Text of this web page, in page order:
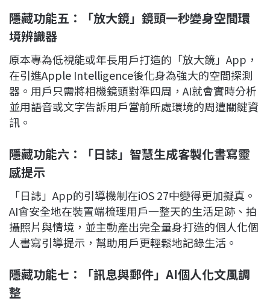
隱藏功能五：「放大鏡」鏡頭一秒變身空間環
境辨識器
原本專為低視能或年長用戶打造的「放大鏡」App，
在引進Apple Intelligence後化身為強大的空間探測
器。用戶只需將相機鏡頭對準四周，AI就會實時分析
並用語音或文字告訴用戶當前所處環境的周遭關鍵資
訊。
隱藏功能六：「日誌」智慧生成客製化書寫靈
感提示
「日誌」App的引導機制在iOS 27中變得更加擬真。
AI會安全地在裝置端梳理用戶一整天的生活足跡、拍
攝照片與情境，並主動產出完全量身打造的個人化個
人書寫引導提示，幫助用戶更輕鬆地記錄生活。
隱藏功能七：「訊息與郵件」AI個人化文風調
整